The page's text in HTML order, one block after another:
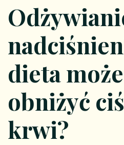
dieta
obniżyć
krwi?